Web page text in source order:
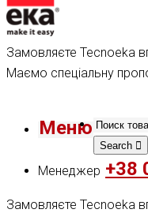
Замовляєте Tecnoeka
Маємо спеціальну
Меню
Search
Менеджер +38
Замовляєте Tecnoeka